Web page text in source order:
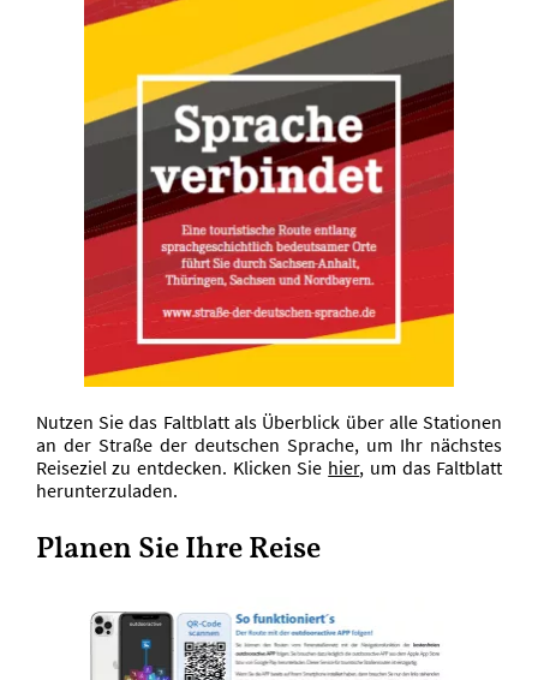
Nutzen Sie das Faltblatt als Überblick über alle Stationen
an der Straße der deutschen Sprache, um Ihr nächstes
Reiseziel zu entdecken. Klicken Sie hier, um das Faltblatt
herunterzuladen.
Planen Sie Ihre Reise